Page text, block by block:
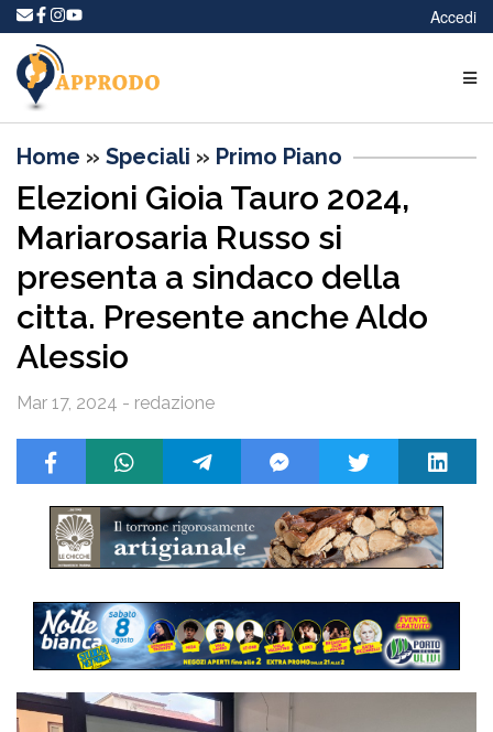
Accedi
Home » Speciali » Primo Piano
Elezioni Gioia Tauro 2024,
Mariarosaria Russo si
presenta a sindaco della
citta. Presente anche Aldo
Alessio
Mar 17, 2024 - redazione